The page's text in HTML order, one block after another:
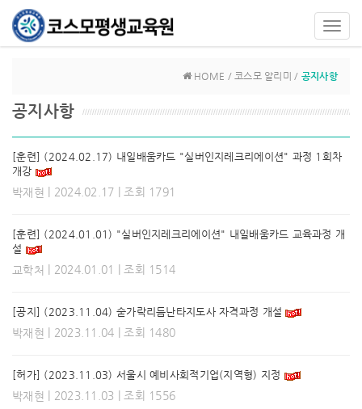
HOME / 코스모 알리미 / 공지사항
공지사항
[훈련] (2024.02.17) 내일배움카드 "실버인지레크리에이션" 과정 1회차
개강
박재현 | 2024.02.17 | 조회 1791
[훈련] (2024.01.01) "실버인지레크리에이션" 내일배움카드 교육과정 개
설
교학처 | 2024.01.01 | 조회 1514
[공지] (2023.11.04) 숟가락리듬난타지도사 자격과정 개설
박재현 | 2023.11.04 | 조회 1480
[허가] (2023.11.03) 서울시 예비사회적기업(지역형) 지정
박재현 | 2023.11.03 | 조회 1556